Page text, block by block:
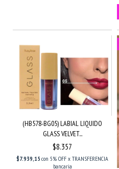
(HB578-BG05) LABIAL LIQUIDO
GLASS VELVET...
$8.357
$7.939,15 con 5% OFF x TRANSFERENCIA
bancaria